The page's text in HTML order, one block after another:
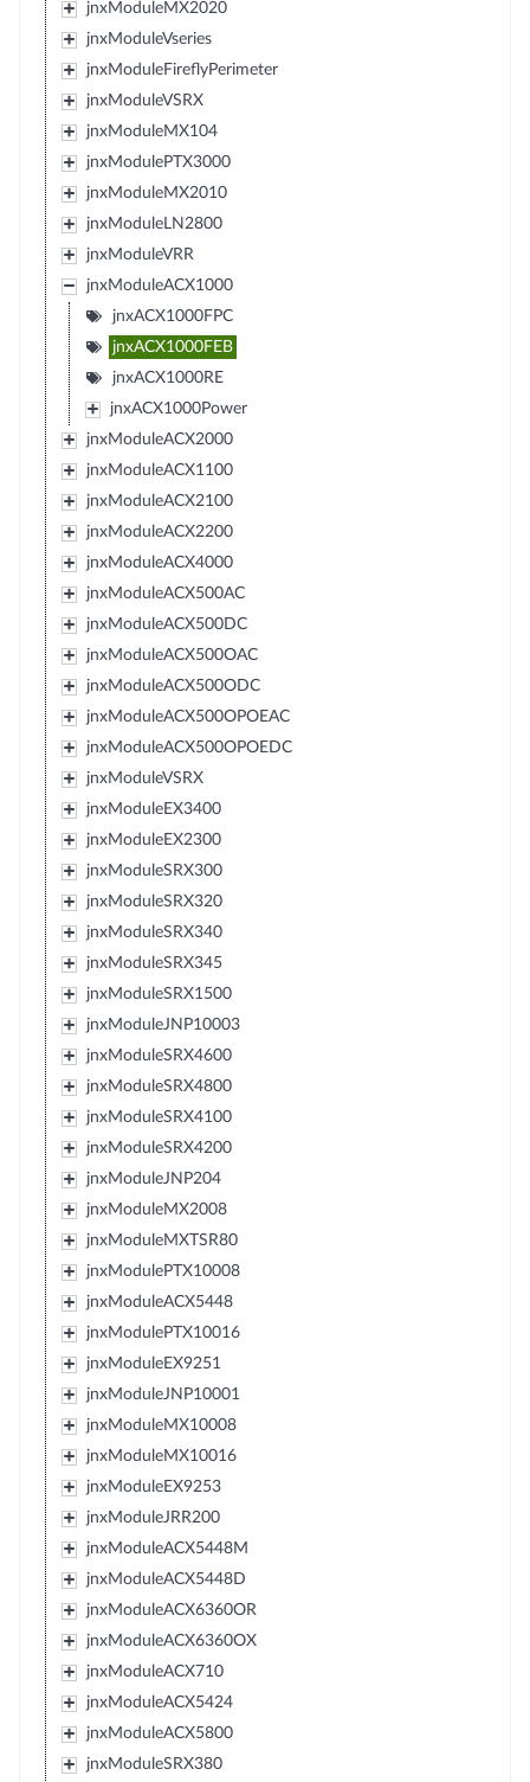
jnxModuleMX2020
jnxModuleVseries
jnxModuleFireflyPerimeter
jnxModuleVSRX
jnxModuleMX104
jnxModulePTX3000
jnxModuleMX2010
jnxModuleLN2800
jnxModuleVRR
jnxModuleACX1000
jnxACX1000FPC
jnxACX1000FEB
jnxACX1000RE
jnxACX1000Power
jnxModuleACX2000
jnxModuleACX1100
jnxModuleACX2100
jnxModuleACX2200
jnxModuleACX4000
jnxModuleACX500AC
jnxModuleACX500DC
jnxModuleACX500OAC
jnxModuleACX500ODC
jnxModuleACX500OPOEAC
jnxModuleACX500OPOEDC
jnxModuleVSRX
jnxModuleEX3400
jnxModuleEX2300
jnxModuleSRX300
jnxModuleSRX320
jnxModuleSRX340
jnxModuleSRX345
jnxModuleSRX1500
jnxModuleJNP10003
jnxModuleSRX4600
jnxModuleSRX4800
jnxModuleSRX4100
jnxModuleSRX4200
jnxModuleJNP204
jnxModuleMX2008
jnxModuleMXTSR80
jnxModulePTX10008
jnxModuleACX5448
jnxModulePTX10016
jnxModuleEX9251
jnxModuleJNP10001
jnxModuleMX10008
jnxModuleMX10016
jnxModuleEX9253
jnxModuleJRR200
jnxModuleACX5448M
jnxModuleACX5448D
jnxModuleACX6360OR
jnxModuleACX6360OX
jnxModuleACX710
jnxModuleACX5424
jnxModuleACX5800
jnxModuleSRX380